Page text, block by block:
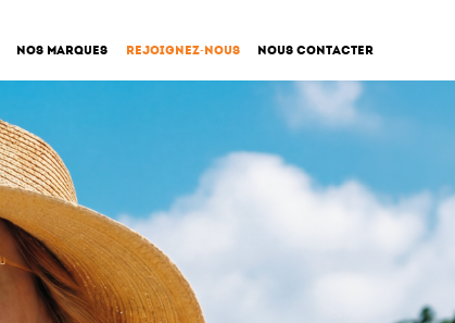
Nos Marques Rejoignez-nous Nous contacter